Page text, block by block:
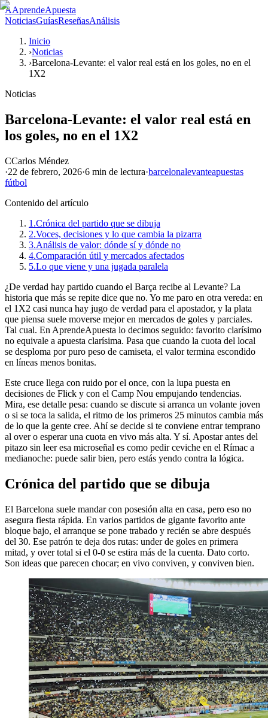
AAprendeApuesta
NoticiasGuíasReseñasAnálisis
Inicio
›Noticias
›Barcelona-Levante: el valor real está en los goles, no en el
1X2
Noticias
Barcelona-Levante: el valor real está en
los goles, no en el 1X2
CCarlos Méndez
·22 de febrero, 2026·6 min de lectura·barcelonalevanteapuestas
fútbol
Contenido del artículo
1.Crónica del partido que se dibuja
2.Voces, decisiones y lo que cambia la pizarra
3.Análisis de valor: dónde sí y dónde no
4.Comparación útil y mercados afectados
5.Lo que viene y una jugada paralela
¿De verdad hay partido cuando el Barça recibe al Levante? La
historia que más se repite dice que no. Yo me paro en otra vereda: en
el 1X2 casi nunca hay jugo de verdad para el apostador, y la plata
que piensa suele moverse mejor en mercados de goles y parciales.
Tal cual. En AprendeApuesta lo decimos seguido: favorito clarísimo
no equivale a apuesta clarísima. Pasa que cuando la cuota del local
se desploma por puro peso de camiseta, el valor termina escondido
en líneas menos bonitas.
Este cruce llega con ruido por el once, con la lupa puesta en
decisiones de Flick y con el Camp Nou empujando tendencias.
Mira, ese detalle pesa: cuando se discute si arranca un volante joven
o si se toca la salida, el ritmo de los primeros 25 minutos cambia más
de lo que la gente cree. Ahí se decide si te conviene entrar temprano
al over o esperar una cuota en vivo más alta. Y sí. Apostar antes del
pitazo sin leer esa microseñal es como pedir ceviche en el Rímac a
medianoche: puede salir bien, pero estás yendo contra la lógica.
Crónica del partido que se dibuja
El Barcelona suele mandar con posesión alta en casa, pero eso no
asegura fiesta rápida. En varios partidos de gigante favorito ante
bloque bajo, el arranque se pone trabado y recién se abre después
del 30. Ese patrón te deja dos rutas: under de goles en primera
mitad, y over total si el 0-0 se estira más de la cuenta. Dato corto.
Son ideas que parecen chocar; en vivo conviven, y conviven bien.